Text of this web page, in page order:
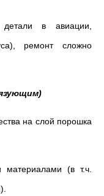
в авиации,
ремонт сложно
на слой порошка
(в т.ч.